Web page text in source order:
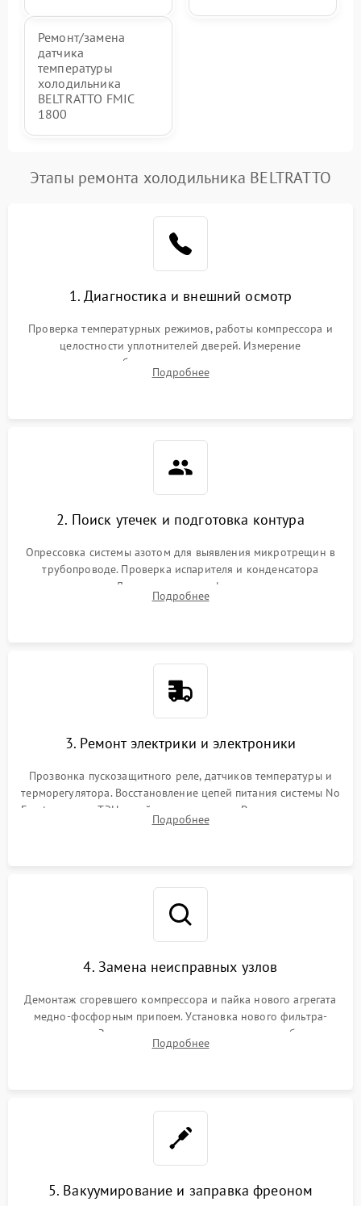
Ремонт/замена
датчика
температуры
холодильника
BELTRATTO FMIC
1800
Этапы ремонта холодильника BELTRATTO
1. Диагностика и внешний осмотр
Проверка температурных режимов, работы компрессора и
целостности уплотнителей дверей. Измерение
сопротивления обмоток мотора, проверка термостата и
считывание кодов ошибок с электронного дисплея.
Подробнее
2. Поиск утечек и подготовка контура
Опрессовка системы азотом для выявления микротрещин в
трубопроводе. Проверка испарителя и конденсатора
течеискателем. Демонтаж старого фильтра-осушителя и
продувка капиллярной трубки для устранения засоров.
Подробнее
3. Ремонт электрики и электроники
Прозвонка пускозащитного реле, датчиков температуры и
терморегулятора. Восстановление цепей питания системы No
Frost, включая ТЭН оттайки и вентилятор. Ремонт или замена
платы управления при сбоях алгоритмов.
Подробнее
4. Замена неисправных узлов
Демонтаж сгоревшего компрессора и пайка нового агрегата
медно-фосфорным припоем. Установка нового фильтра-
осушителя. Замена изношенных вентиляторов обдува,
сломанных заслонок или поврежденных дверных петель.
Подробнее
5. Вакуумирование и заправка фреоном